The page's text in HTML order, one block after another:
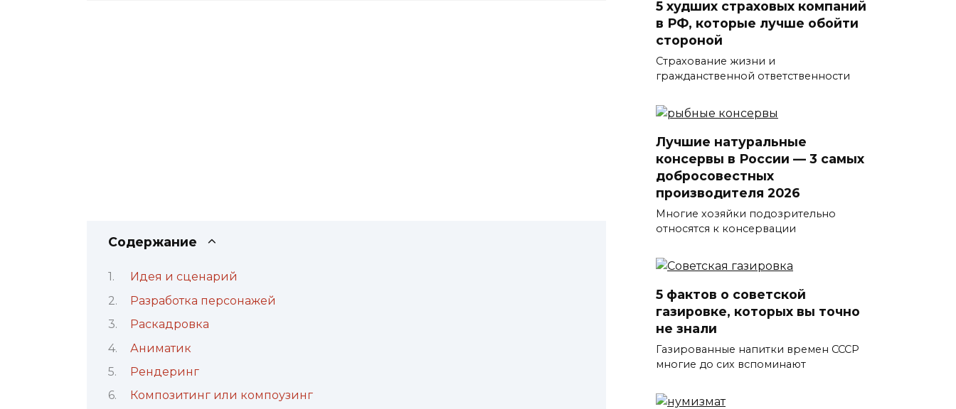
Содержание
Идея и сценарий
Разработка персонажей
Раскадровка
Аниматик
Рендеринг
Композитинг или компоузинг
5 худших страховых компаний
в РФ, которые лучше обойти
стороной
Страхование жизни и
гражданственной ответственности
Лучшие натуральные
консервы в России — 3 самых
добросовестных
производителя 2026
Многие хозяйки подозрительно
относятся к консервации
5 фактов о советской
газировке, которых вы точно
не знали
Газированные напитки времен СССР
многие до сих вспоминают